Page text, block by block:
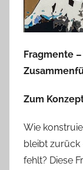
Fragmente
Zum
Wie
bleibt zurück
fehlt? Diese